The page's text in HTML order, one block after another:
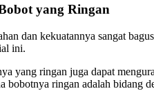
yang Ringan
dan kekuatannya sangat
ini.
yang ringan juga dapat
bobotnya ringan adalah bidang